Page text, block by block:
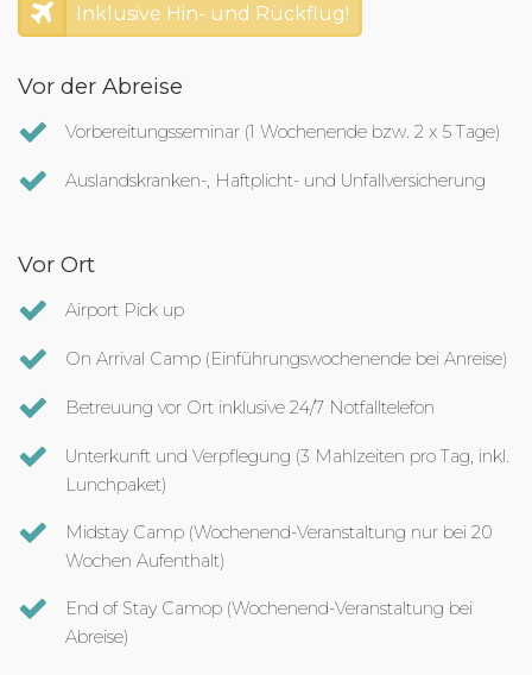
Inklusive Hin- und Rückflug!
Vor der Abreise
Vorbereitungsseminar (1 Wochenende bzw. 2 x 5 Tage)
Auslandskranken-, Haftplicht- und Unfallversicherung
Vor Ort
Airport Pick up
On Arrival Camp (Einführungswochenende bei Anreise)
Betreuung vor Ort inklusive 24/7 Notfalltelefon
Unterkunft und Verpflegung (3 Mahlzeiten pro Tag, inkl.
Lunchpaket)
Midstay Camp (Wochenend-Veranstaltung nur bei 20
Wochen Aufenthalt)
End of Stay Camop (Wochenend-Veranstaltung bei
Abreise)